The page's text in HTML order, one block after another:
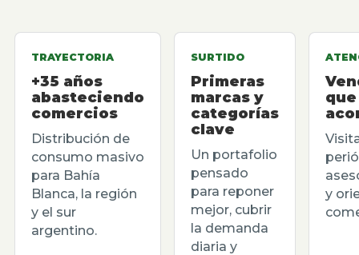
TRAYECTORIA
+35 años
abasteciendo
comercios
Distribución de
consumo masivo
para Bahía
Blanca, la región
y el sur
argentino.
SURTIDO
Primeras
marcas y
categorías
clave
Un portafolio
pensado
para reponer
mejor, cubrir
la demanda
diaria y
que
y